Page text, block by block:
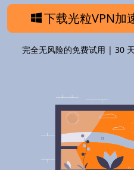
下载光粒VPN加
完全无风险的免费试用 | 30